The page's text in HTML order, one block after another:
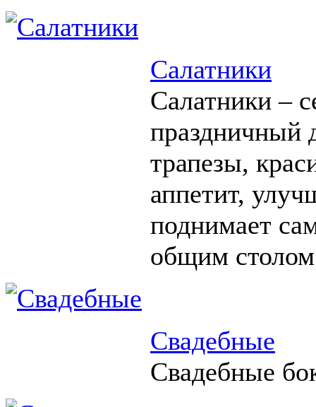
Салатники
Салатники –
праздничный
трапезы,
аппетит,
поднимает
общим
Свадебные
Свадебные